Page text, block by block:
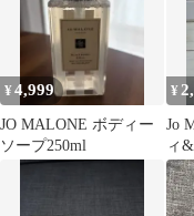
¥4,999
JO MALONE ボディー
ソープ250ml
¥
Jo
ィ